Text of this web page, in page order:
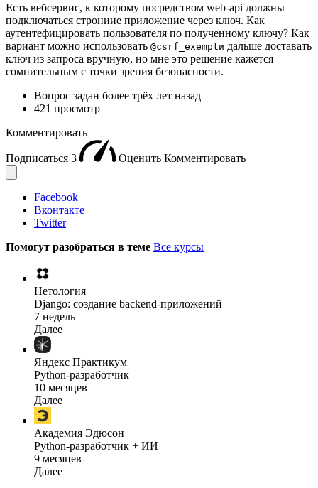
Есть вебсервис, к которому посредством web-api должны
подключаться строниие приложение через ключ. Как
аутентефицировать пользователя по полученному ключу? Как
вариант можно использовать @csrf_exemptи дальше доставать
ключ из запроса вручную, но мне это решение кажется
сомнительным с точки зрения безопасности.
Вопрос задан более трёх лет назад
421 просмотр
Комментировать
Подписаться 3 Оценить Комментировать
Facebook
Вконтакте
Twitter
Помогут разобраться в теме Все курсы
Нетология
Django: создание backend-приложений
7 недель
Далее
Яндекс Практикум
Python-разработчик
10 месяцев
Далее
Академия Эдюсон
Python-разработчик + ИИ
9 месяцев
Далее